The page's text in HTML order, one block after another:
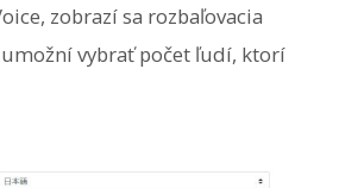
zobrazí sa rozbaľovacia
vybrať počet ľudí, ktorí